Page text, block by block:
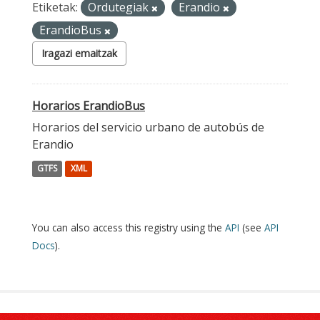
Etiketak: Ordutegiak
Erandio
ErandioBus
Iragazi emaitzak
Horarios ErandioBus
Horarios del servicio urbano de autobús de
Erandio
GTFS XML
You can also access this registry using the API (see API
Docs).